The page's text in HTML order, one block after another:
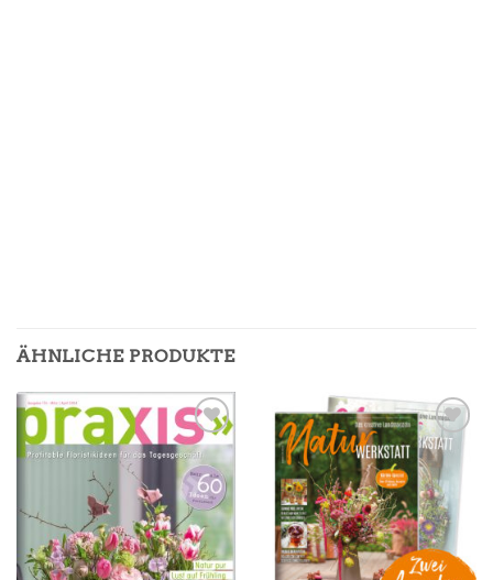
ÄHNLICHE PRODUKTE
Zur
Merkliste
hinzufügen
Zur
Merkliste
hinzufügen